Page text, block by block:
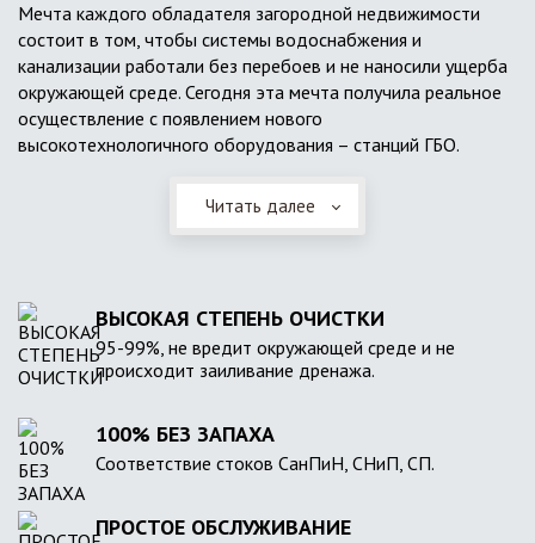
Мечта каждого обладателя загородной недвижимости
состоит в том, чтобы системы водоснабжения и
канализации работали без перебоев и не наносили ущерба
окружающей среде. Сегодня эта мечта получила реальное
осуществление с появлением нового
высокотехнологичного оборудования – станций ГБО.
Читать далее
ВЫСОКАЯ СТЕПЕНЬ ОЧИСТКИ
95-99%, не вредит окружающей среде и не
происходит заиливание дренажа.
100% БЕЗ ЗАПАХА
Соответствие стоков СанПиН, СНиП, СП.
ПРОСТОЕ ОБСЛУЖИВАНИЕ